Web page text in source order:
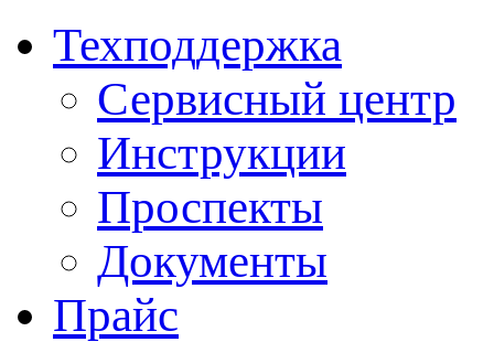
Техподдержка
Сервисный центр
Инструкции
Проспекты
Документы
Прайс